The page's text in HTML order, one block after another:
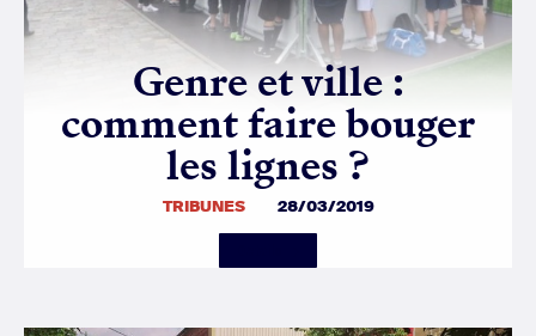
Genre et ville :
comment faire bouger
les lignes ?
TRIBUNES 28/03/2019